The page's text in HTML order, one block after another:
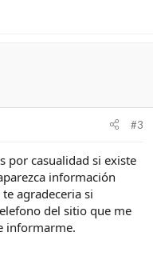
#3
por casualidad si existe
información
agradeceria si
del sitio que me
informarme.